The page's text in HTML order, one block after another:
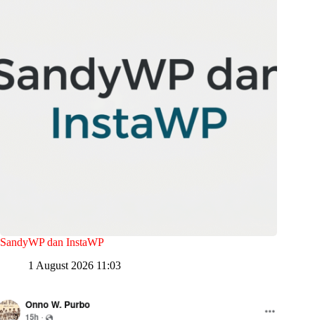
SandyWP dan InstaWP
1 August 2026 11:03